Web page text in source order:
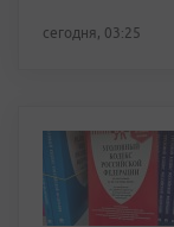
сегодня, 03:25